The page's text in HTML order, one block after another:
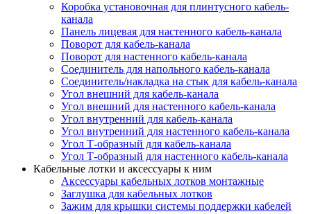
Коробка установочная для плинтусного кабель-
канала
Панель лицевая для настенного кабель-канала
Поворот для кабель-канала
Поворот для настенного кабель-канала
Соединитель для напольного кабель-канала
Соединитель/накладка на стык для кабель-канала
Угол внешний для кабель-канала
Угол внешний для настенного кабель-канала
Угол внутренний для кабель-канала
Угол внутренний для настенного кабель-канала
Угол Т-образный для кабель-канала
Угол Т-образный для настенного кабель-канала
Кабельные лотки и аксессуары к ним
Аксессуары кабельных лотков монтажные
Заглушка для кабельных лотков
Зажим для крышки системы поддержки кабелей